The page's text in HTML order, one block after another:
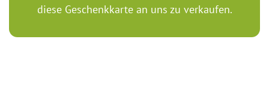
diese Geschenkkarte an uns zu verkaufen.